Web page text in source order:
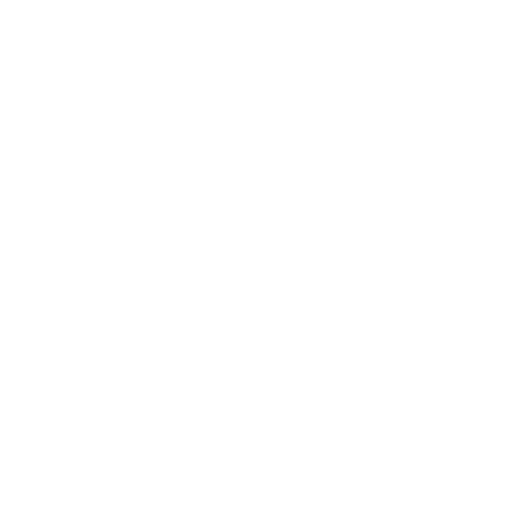
Arasa. Leia nossos conteúdos!
Arasa. Leia nossos conteúdos!